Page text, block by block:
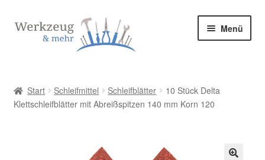
Zur
Navigation
Zum
Menü
Allgemeine Geschäftsbedingungen
Start Schleifmittel Schleifblätter
10 Stück Delta
Klettschleifblätter mit Abreißspitzen 140 mm Korn 120